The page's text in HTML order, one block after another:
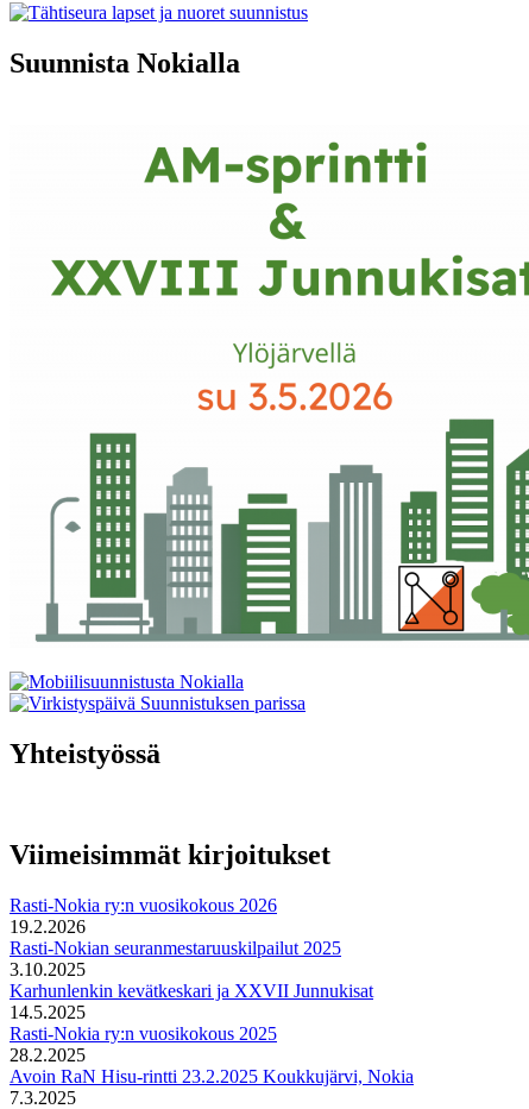
Suunnista Nokialla
Yhteistyössä
Viimeisimmät kirjoitukset
Rasti-Nokia ry:n vuosikokous 2026
19.2.2026
Rasti-Nokian seuranmestaruuskilpailut 2025
3.10.2025
Karhunlenkin kevätkeskari ja XXVII Junnukisat
14.5.2025
Rasti-Nokia ry:n vuosikokous 2025
28.2.2025
Avoin RaN Hisu-rintti 23.2.2025 Koukkujärvi, Nokia
7.3.2025